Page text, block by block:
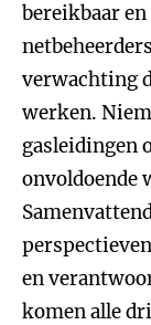
bereikbaar
verwachting
werken.
gasleidingen
onvoldoende
en
komen alle